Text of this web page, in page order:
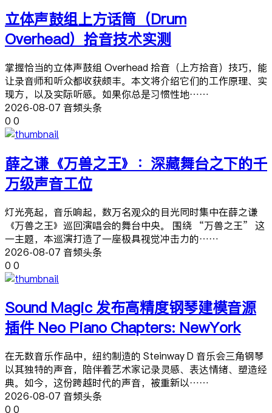
立体声鼓组上方话筒（Drum
Overhead）拾音技术实测
掌握恰当的立体声鼓组 Overhead 拾音（上方拾音）技巧，能
让录音师和听众都收获颇丰。本文将介绍它们的工作原理、实
现方，以及实际听感。如果你总是习惯性地……
2026-08-07 音频头条
0 0
薛之谦《万兽之王》：深藏舞台之下的千
万级声音工位
灯光亮起，音乐响起，数万名观众的目光同时集中在薛之谦
《万兽之王》巡回演唱会的舞台中央。 围绕 “万兽之王” 这
一主题，本巡演打造了一座极具视觉冲击力的……
2026-08-07 音频头条
0 0
Sound Magic 发布高精度钢琴建模音源
插件 Neo Piano Chapters: NewYork
在无数音乐作品中，纽约制造的 Steinway D 音乐会三角钢琴
以其独特的声音，陪伴着艺术家记录灵感、表达情绪、塑造经
典。如今，这份跨越时代的声音，被重新以……
2026-08-07 音频头条
0 0